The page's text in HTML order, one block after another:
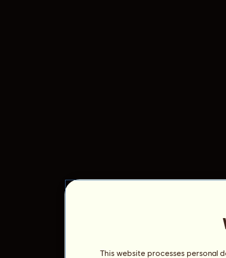
This website processes personal